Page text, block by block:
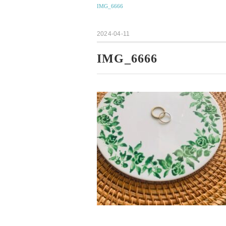
IMG_6666
2024-04-11
IMG_6666